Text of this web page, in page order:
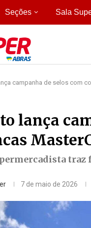
Seções Sala
campanha de selos com
lança
traz
7 de maio de 2026